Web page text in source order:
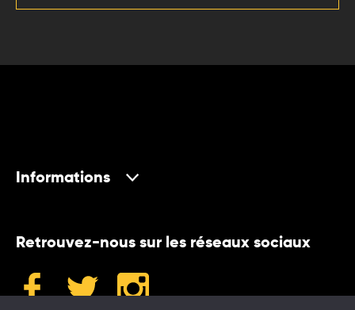
Informations
Retrouvez-nous sur les réseaux sociaux